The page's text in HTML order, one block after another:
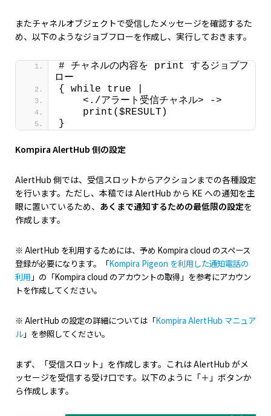
またチャネルオブジェクトで受信したメッセージを確認するた
め、以下のようなジョブフローを作成し、実行しておきます。
# チャネルの内容を print するジョブフ
ロー
{ while true |
    <./アラート受信チャネル> ->
    print($RESULT)
}
Kompira AlertHub 側の設定
AlertHub 側では、受信スロットからアクションまでの各種設定
を行います。ただし、本稿では AlertHub から KE への通知を主
眼に置いているため、 あくまで通知するための最低限の設定を
作成します。
※ AlertHub を利用するためには、予め Kompira cloud のスペース
登録が必要になります。「Kompira Pigeon を利用した通知電話の
利用 」の「Kompira cloud のアカウントの取得」を参考にアカウン
トを作成してください。
※ AlertHub の設定の詳細については「Kompira AlertHub マニュア
ル」 を参照してください。
まず、「受信スロット」を作成します。これは AlertHub がメ
ッセージを受信する受け口です。以下のように「＋」ボタンか
ら作成します。